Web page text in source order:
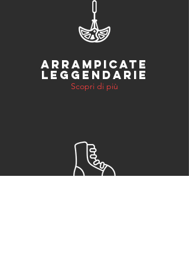
ARRAMPICATE
LEGGENDARIE
Scopri di più